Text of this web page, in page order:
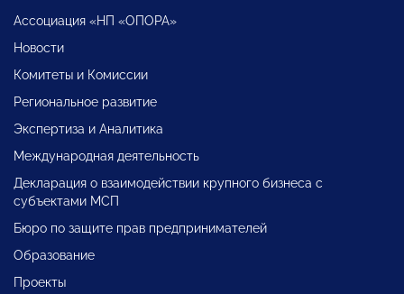
Ассоциация «НП «ОПОРА»
Новости
Комитеты и Комиссии
Региональное развитие
Экспертиза и Аналитика
Международная деятельность
Декларация о взаимодействии крупного бизнеса с
субъектами МСП
Бюро по защите прав предпринимателей
Образование
Проекты